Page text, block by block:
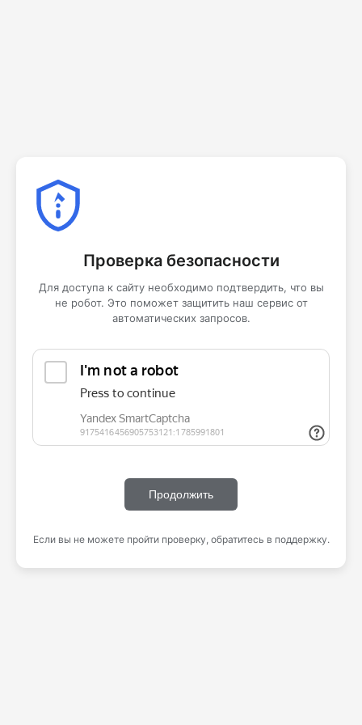
Проверка безопасности
Для доступа к сайту необходимо подтвердить, что вы
не робот. Это поможет защитить наш сервис от
автоматических запросов.
Продолжить
Если вы не можете пройти проверку, обратитесь в поддержку.